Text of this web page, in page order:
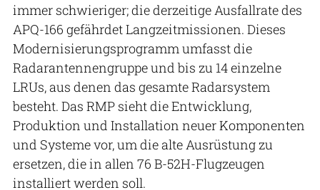
immer schwieriger; die derzeitige Ausfallrate des
APQ-166 gefährdet Langzeitmissionen. Dieses
Modernisierungsprogramm umfasst die
Radarantennengruppe und bis zu 14 einzelne
LRUs, aus denen das gesamte Radarsystem
besteht. Das RMP sieht die Entwicklung,
Produktion und Installation neuer Komponenten
und Systeme vor, um die alte Ausrüstung zu
ersetzen, die in allen 76 B-52H-Flugzeugen
installiert werden soll.